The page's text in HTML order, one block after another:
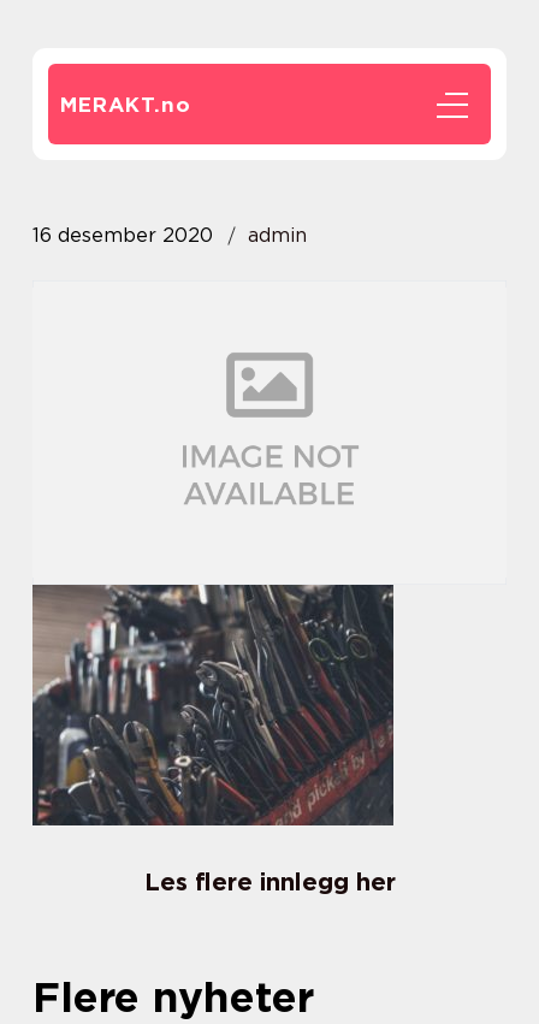
MERAKT.no
16 desember 2020 admin
Les flere innlegg her
Flere nyheter